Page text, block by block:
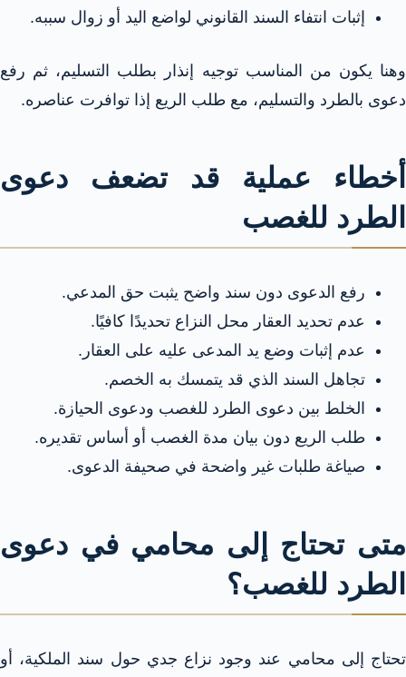
إثبات انتفاء السند القانوني لواضع اليد أو زوال سببه.
وهنا يكون من المناسب توجيه إنذار بطلب التسليم، ثم رفع
دعوى بالطرد والتسليم، مع طلب الريع إذا توافرت عناصره.
أخطاء عملية قد تضعف دعوى
الطرد للغصب
رفع الدعوى دون سند واضح يثبت حق المدعي.
عدم تحديد العقار محل النزاع تحديدًا كافيًا.
عدم إثبات وضع يد المدعى عليه على العقار.
تجاهل السند الذي قد يتمسك به الخصم.
الخلط بين دعوى الطرد للغصب ودعوى الحيازة.
طلب الريع دون بيان مدة الغصب أو أساس تقديره.
صياغة طلبات غير واضحة في صحيفة الدعوى.
متى تحتاج إلى محامي في دعوى
الطرد للغصب؟
تحتاج إلى محامي عند وجود نزاع جدي حول سند الملكية، أو